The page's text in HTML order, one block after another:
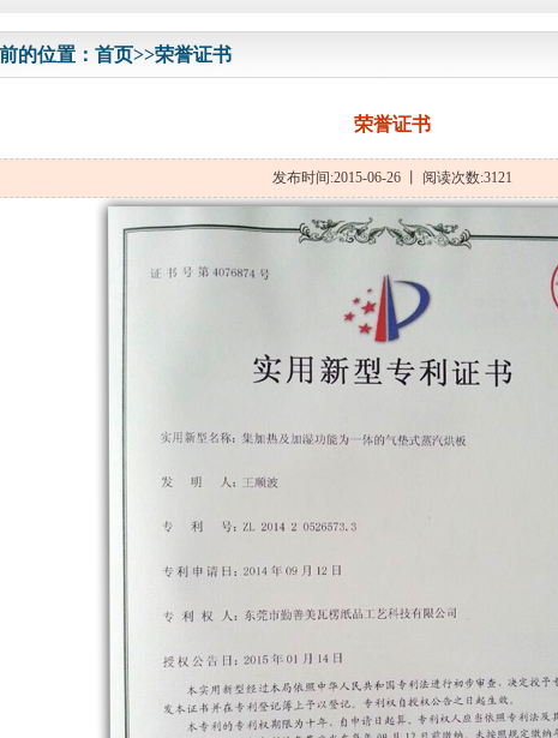
的位置： 首页>>荣誉证书
荣誉证书
发布时间:2015-06-26 丨 阅读次数:3121